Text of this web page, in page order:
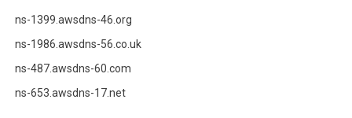
ns-1399.awsdns-46.org
ns-1986.awsdns-56.co.uk
ns-487.awsdns-60.com
ns-653.awsdns-17.net